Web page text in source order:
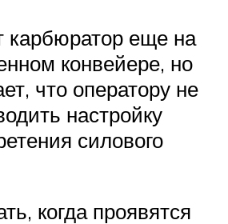
карбюратор еще на
конвейере, но
что оператору не
настройку
силового
когда проявятся